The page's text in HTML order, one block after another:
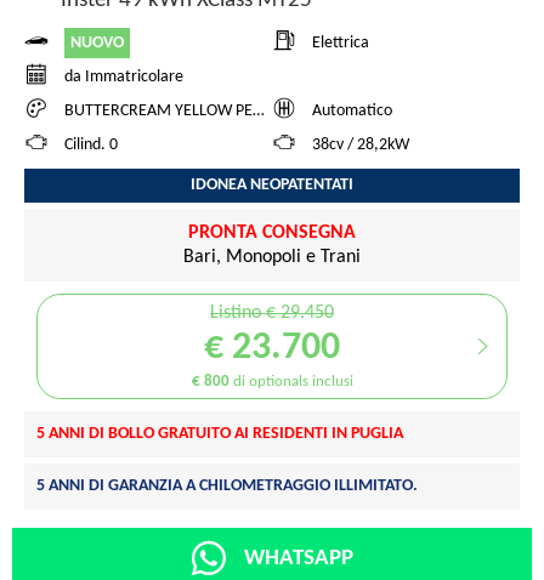
NUOVO
Elettrica
da Immatricolare
BUTTERCREAM YELLOW PEARL
Automatico
Cilind. 0
38cv / 28,2kW
IDONEA NEOPATENTATI
PRONTA CONSEGNA
Bari, Monopoli e Trani
Listino € 29.450
€ 23.700
€ 800di optionals inclusi
5 ANNI DI BOLLO GRATUITO AI RESIDENTI IN PUGLIA
5 ANNI DI GARANZIA A CHILOMETRAGGIO ILLIMITATO.
WHATSAPP